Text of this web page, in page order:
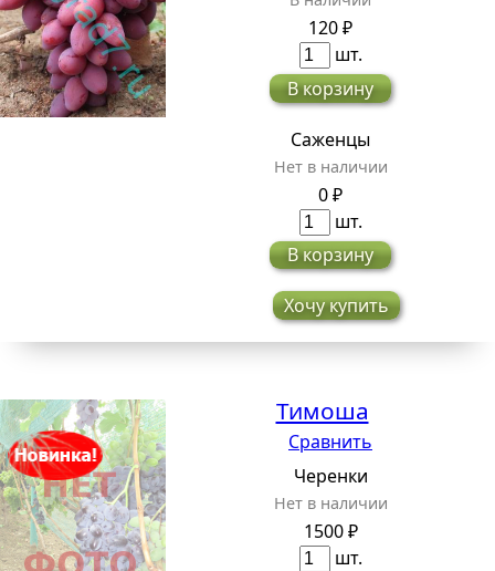
120 ₽
шт.
В корзину
Саженцы
Нет в наличии
0 ₽
шт.
В корзину
Хочу купить
Тимоша
Сравнить
Черенки
Нет в наличии
1500 ₽
шт.